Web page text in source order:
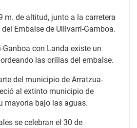
m. de altitud, junto a la carretera
Embalse de Ullivarri-Gamboa.
Ganboa con Landa existe un
las orillas del embalse.
del municipio de Arratzua-
al extinto municipio de
mayoría bajo las aguas.
se celebran el 30 de